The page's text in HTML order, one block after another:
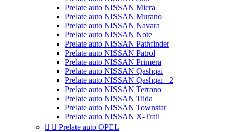
Prelate auto NISSAN Micra
Prelate auto NISSAN Murano
Prelate auto NISSAN Navara
Prelate auto NISSAN Note
Prelate auto NISSAN Pathfinder
Prelate auto NISSAN Patrol
Prelate auto NISSAN Primera
Prelate auto NISSAN Qashqai
Prelate auto NISSAN Qashqai +2
Prelate auto NISSAN Terrano
Prelate auto NISSAN Tiida
Prelate auto NISSAN Townstar
Prelate auto NISSAN X-Trail
  Prelate auto OPEL